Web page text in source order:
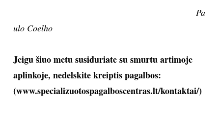
Pa
ulo Coelho
Jeigu šiuo metu susiduriate su smurtu artimoje
aplinkoje, nedelskite kreiptis pagalbos:
(www.specializuotospagalboscentras.lt/kontaktai/)